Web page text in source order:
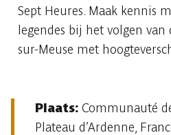
Sept Heures. Maak kennis
legendes bij het volgen van
sur-Meuse met
Plaats: Communauté
Plateau d’Ardenne,